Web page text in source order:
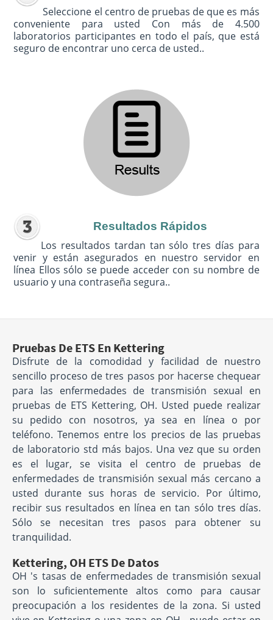
Seleccione el centro de pruebas de que es más
conveniente para usted Con más de 4.500
laboratorios participantes en todo el país, que está
seguro de encontrar uno cerca de usted..
Resultados Rápidos
Los resultados tardan tan sólo tres días para
venir y están asegurados en nuestro servidor en
línea Ellos sólo se puede acceder con su nombre de
usuario y una contraseña segura..
Pruebas De ETS En Kettering
Disfrute de la comodidad y facilidad de nuestro
sencillo proceso de tres pasos por hacerse chequear
para las enfermedades de transmisión sexual en
pruebas de ETS Kettering, OH. Usted puede realizar
su pedido con nosotros, ya sea en línea o por
teléfono. Tenemos entre los precios de las pruebas
de laboratorio std más bajos. Una vez que su orden
es el lugar, se visita el centro de pruebas de
enfermedades de transmisión sexual más cercano a
usted durante sus horas de servicio. Por último,
recibir sus resultados en línea en tan sólo tres días.
Sólo se necesitan tres pasos para obtener su
tranquilidad.
Kettering, OH ETS De Datos
OH 's tasas de enfermedades de transmisión sexual
son lo suficientemente altos como para causar
preocupación a los residentes de la zona. Si usted